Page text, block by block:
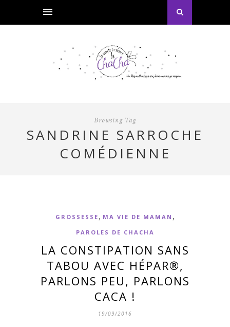
Browsing Tag
SANDRINE SARROCHE
COMÉDIENNE
GROSSESSE , MA VIE DE MAMAN ,
PAROLES DE CHACHA
LA CONSTIPATION SANS
TABOU AVEC HÉPAR®,
PARLONS PEU, PARLONS
CACA !
19/09/2016